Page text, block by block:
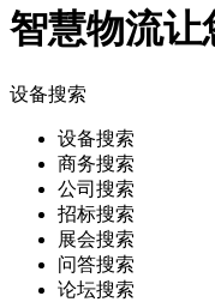
智慧物流让
设备搜索
设备搜索
商务搜索
公司搜索
招标搜索
展会搜索
问答搜索
论坛搜索